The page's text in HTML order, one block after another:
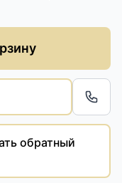
обратный